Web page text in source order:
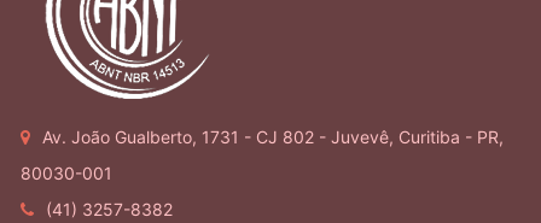
Av. João Gualberto, 1731 - CJ 802 - Juvevê, Curitiba - PR,
80030-001
(41) 3257-8382